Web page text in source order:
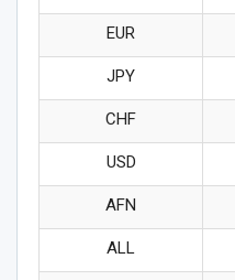
EUR
JPY
CHF
USD
AFN
ALL